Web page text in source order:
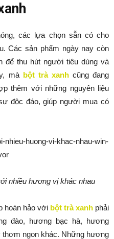
các lựa chọn sẵn có cho
Các sản phẩm ngày nay còn
để thu hút người tiêu dùng và
mà bột trà xanhcũng đang
thêm với những nguyên liệu
độc đáo, giúp người mua có
nhiều hương vị khác nhau
hoàn hảo với bột trà xanhphải
đào, hương bạc hà, hương
ngon khác. Những hương